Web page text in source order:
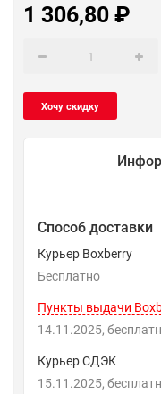
1 306,80₽
Способ доставки
Курьер Boxberry
Бесплатно
Пункты выдачи
14.11.2025
Курьер СДЭК
15.11.2025